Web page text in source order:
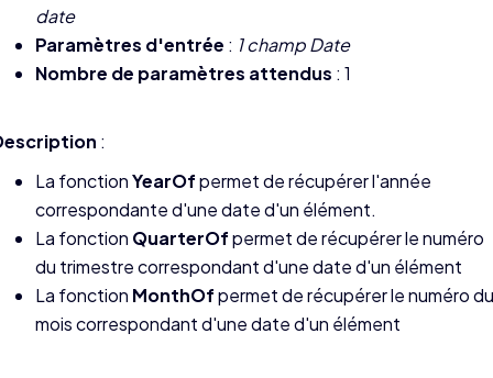
date
Paramètres d'entrée : 1 champ Date
Nombre de paramètres attendus : 1
:
La fonctionYearOfpermet de récupérer l'année
correspondante d'une date d'un élément.
La fonction QuarterOfpermet de récupérer le numéro
du trimestre correspondant d'une date d'un élément
La fonction MonthOfpermet de récupérer le numéro du
mois correspondant d'une date d'un élément